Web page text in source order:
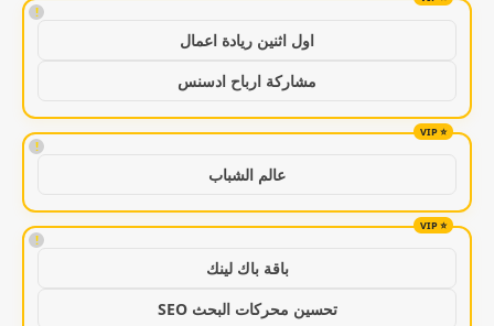
!
اول اثنين ريادة اعمال
مشاركة ارباح ادسنس
!
عالم الشباب
!
باقة باك لينك
تحسين محركات البحث SEO